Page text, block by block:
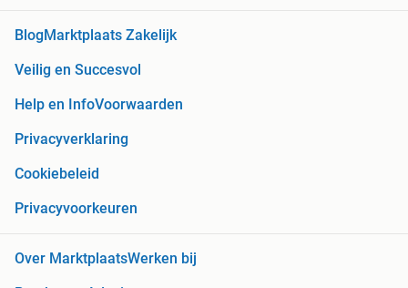
BlogMarktplaats Zakelijk
Veilig en Succesvol
Help en InfoVoorwaarden
Privacyverklaring
Cookiebeleid
Privacyvoorkeuren
Over MarktplaatsWerken bij